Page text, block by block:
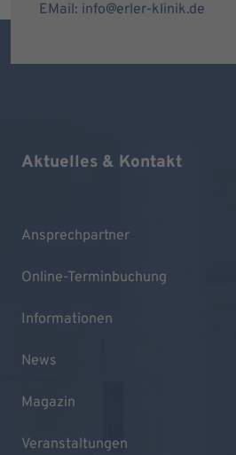
EMail: info@erler-klinik.de
Aktuelles & Kontakt
Ansprechpartner
Online-Terminbuchung
Informationen
News
Magazin
Veranstaltungen